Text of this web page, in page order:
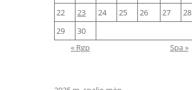
22
23 24 25 26 27
28
29
30
« Rgp
Spa »